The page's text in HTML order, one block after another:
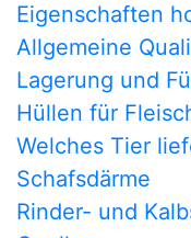
Eigenschaften
Allgemeine
Lagerung und
Hüllen für
Welches Tier
Schafsdärme
Rinder- und